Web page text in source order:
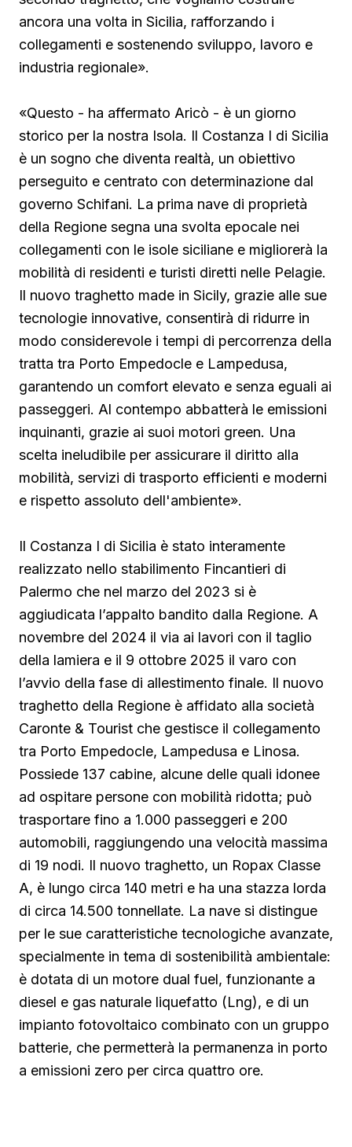
ancora una volta in Sicilia, rafforzando i
collegamenti e sostenendo sviluppo, lavoro e
industria regionale».
«Questo - ha affermato Aricò - è un giorno
storico per la nostra Isola. Il Costanza I di Sicilia
è un sogno che diventa realtà, un obiettivo
perseguito e centrato con determinazione dal
governo Schifani. La prima nave di proprietà
della Regione segna una svolta epocale nei
collegamenti con le isole siciliane e migliorerà la
mobilità di residenti e turisti diretti nelle Pelagie.
Il nuovo traghetto made in Sicily, grazie alle sue
tecnologie innovative, consentirà di ridurre in
modo considerevole i tempi di percorrenza della
tratta tra Porto Empedocle e Lampedusa,
garantendo un comfort elevato e senza eguali ai
passeggeri. Al contempo abbatterà le emissioni
inquinanti, grazie ai suoi motori green. Una
scelta ineludibile per assicurare il diritto alla
mobilità, servizi di trasporto efficienti e moderni
e rispetto assoluto dell'ambiente».
Il Costanza I di Sicilia è stato interamente
realizzato nello stabilimento Fincantieri di
Palermo che nel marzo del 2023 si è
aggiudicata l’appalto bandito dalla Regione. A
novembre del 2024 il via ai lavori con il taglio
della lamiera e il 9 ottobre 2025 il varo con
l’avvio della fase di allestimento finale. Il nuovo
traghetto della Regione è affidato alla società
Caronte & Tourist che gestisce il collegamento
tra Porto Empedocle, Lampedusa e Linosa.
Possiede 137 cabine, alcune delle quali idonee
ad ospitare persone con mobilità ridotta; può
trasportare fino a 1.000 passeggeri e 200
automobili, raggiungendo una velocità massima
di 19 nodi. Il nuovo traghetto, un Ropax Classe
A, è lungo circa 140 metri e ha una stazza lorda
di circa 14.500 tonnellate. La nave si distingue
per le sue caratteristiche tecnologiche avanzate,
specialmente in tema di sostenibilità ambientale:
è dotata di un motore dual fuel, funzionante a
diesel e gas naturale liquefatto (Lng), e di un
impianto fotovoltaico combinato con un gruppo
batterie, che permetterà la permanenza in porto
a emissioni zero per circa quattro ore.